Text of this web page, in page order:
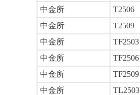
中金所
T2506
中金所
T2509
中金所
TF2503
中金所
TF2506
中金所
TF2509
中金所
TL2503